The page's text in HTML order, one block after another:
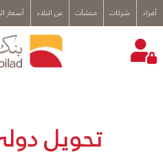
أفراد شركات منشآت عن البلاد أسعار
تحويل